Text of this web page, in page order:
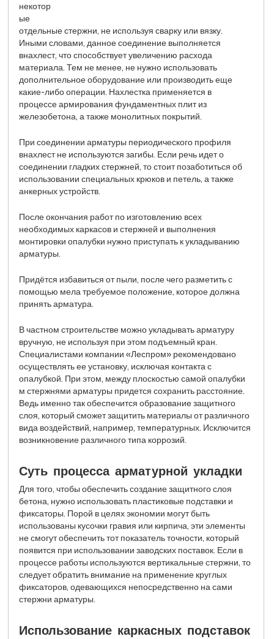
некотор
ые
отдельные стержни, не используя сварку или вязку.
Иными словами, данное соединение выполняется
внахлест, что способствует увеличению расхода
материала. Тем не менее, не нужно использовать
дополнительное оборудование или производить еще
какие-либо операции. Нахлестка применяется в
процессе армирования фундаментных плит из
железобетона, а также монолитных покрытий.
При соединении арматуры периодического профиля
внахлест не используются загибы. Если речь идет о
соединении гладких стержней, то стоит позаботиться об
использовании специальных крюков и петель, а также
анкерных устройств.
После окончания работ по изготовлению всех
необходимых каркасов и стержней и выполнения
монтировки опалубки нужно приступать к укладыванию
арматуры.
Придётся избавиться от пыли, после чего разметить с
помощью мела требуемое положение, которое должна
принять арматура.
В частном строительстве можно укладывать арматуру
вручную, не используя при этом подъемный кран.
Специалистами компании «Леспром» рекомендовано
осуществлять ее установку, исключая контакта с
опалубкой. При этом, между плоскостью самой опалубки
м стержнями арматуры придется сохранить расстояние.
Ведь именно так обеспечится образование защитного
слоя, который сможет защитить материалы от различного
вида воздействий, например, температурных. Исключится
возникновение различного типа коррозий.
Суть процесса арматурной укладки
Для того, чтобы обеспечить создание защитного слоя
бетона, нужно использовать пластиковые подставки и
фиксаторы. Порой в целях экономии могут быть
использованы кусочки гравия или кирпича, эти элементы
не смогут обеспечить тот показатель точности, который
появится при использовании заводских поставок. Если в
процессе работы используются вертикальные стержни, то
следует обратить внимание на применение круглых
фиксаторов, одевающихся непосредственно на сами
стержни арматуры.
Использование каркасных подставок